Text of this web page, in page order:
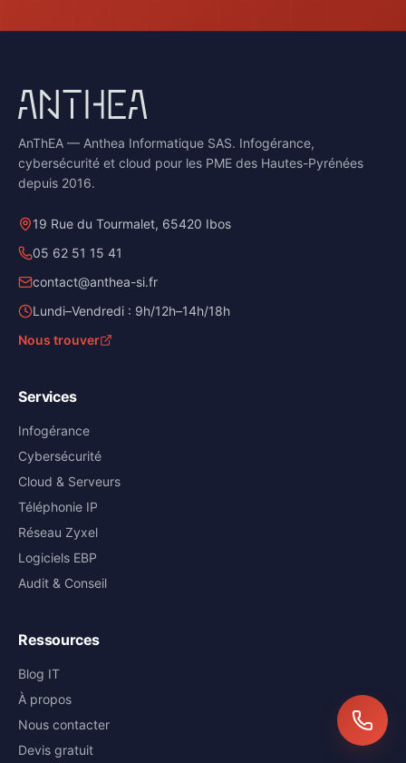
AnThEA — Anthea Informatique SAS. Infogérance,
cybersécurité et cloud pour les PME des Hautes-Pyrénées
depuis 2016.
19 Rue du Tourmalet, 65420 Ibos
05 62 51 15 41
contact@anthea-si.fr
Lundi–Vendredi : 9h/12h–14h/18h
Nous trouver
Services
Infogérance
Cybersécurité
Cloud & Serveurs
Téléphonie IP
Réseau Zyxel
Logiciels EBP
Audit & Conseil
Ressources
Blog IT
À propos
Nous contacter
Devis gratuit